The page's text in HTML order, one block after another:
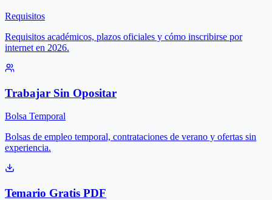
Requisitos
Requisitos académicos, plazos oficiales y cómo inscribirse por
internet en 2026.
Trabajar Sin Opositar
Bolsa Temporal
Bolsas de empleo temporal, contrataciones de verano y ofertas sin
experiencia.
Temario Gratis PDF